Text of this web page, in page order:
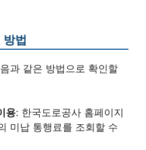
방법
과 같은 방법으로 확인할
용: 한국도로공사 홈페이지
미납 통행료를 조회할 수